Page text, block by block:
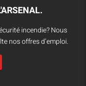
incendie? Nous
nos offres d’emploi.